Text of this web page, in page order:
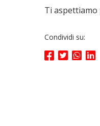
Ti
Condividi su: